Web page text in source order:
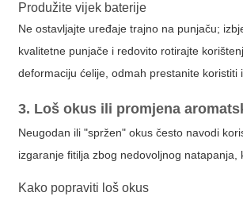
Produžite vijek baterije
Ne ostavljajte uređaje trajno na punjaču;
kvalitetne punjače i redovito rotirajte
deformaciju ćelije, odmah prestanite
3. Loš okus ili promjena
Neugodan ili "spržen" okus često navodi
izgaranje fitilja zbog nedovoljnog
Kako popraviti loš okus